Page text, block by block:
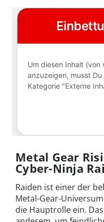
Metal Gear
Cyber-Ninja
Raiden ist einer der
Metal-Gear-
die Hauptrolle ein.